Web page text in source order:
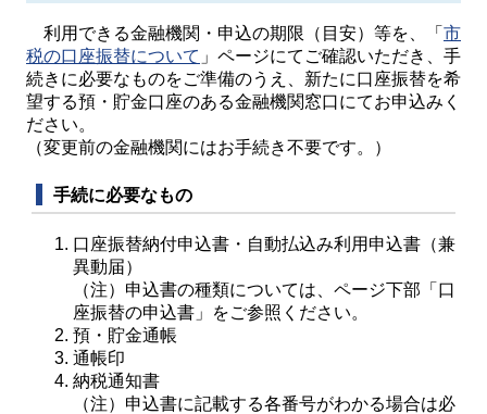
利用できる金融機関・申込の期限（目安）等を、「 市
税の口座振替について 」ページにてご確認いただき、手
続きに必要なものをご準備のうえ、新たに口座振替を希
望する預・貯金口座のある金融機関窓口にてお申込みく
ださい。
（変更前の金融機関にはお手続き不要です。）
手続に必要なもの
口座振替納付申込書・自動払込み利用申込書（兼
異動届）
（注）申込書の種類については、ページ下部「口
座振替の申込書」をご参照ください。
預・貯金通帳
通帳印
納税通知書
（注）申込書に記載する各番号がわかる場合は必